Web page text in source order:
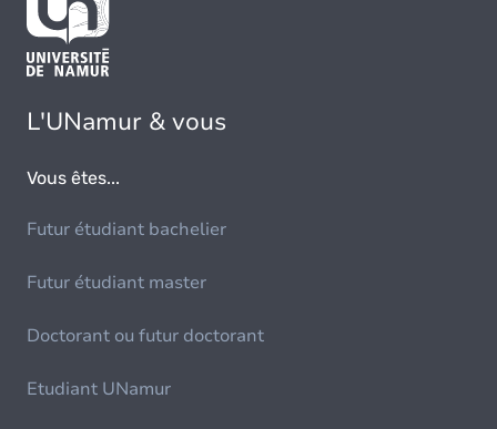
L'UNamur & vous
Vous êtes...
Futur étudiant bachelier
Futur étudiant master
Doctorant ou futur doctorant
Etudiant UNamur